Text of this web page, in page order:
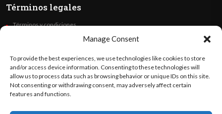
Manage Consent
To provide the best experiences, we use technologies like cookies to store
and/or access device information. Consenting to these technologies will
allow us to process data such as browsing behavior or unique IDs on this site.
Not consenting or withdrawing consent, may adversely affect certain
features and functions.
Términos legales
Términos y condiciones
Code of Ethics
Síguenos